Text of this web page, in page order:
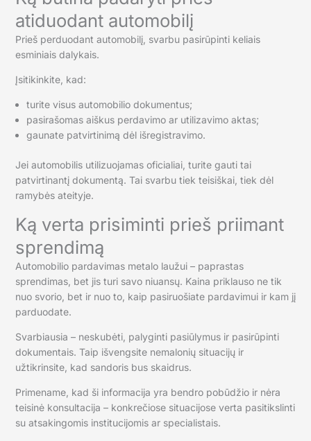
atiduodant automobilį
Prieš perduodant automobilį, svarbu pasirūpinti keliais
esminiais dalykais.
Įsitikinkite, kad:
turite visus automobilio dokumentus;
pasirašomas aiškus perdavimo ar utilizavimo aktas;
gaunate patvirtinimą dėl išregistravimo.
Jei automobilis utilizuojamas oficialiai, turite gauti tai
patvirtinantį dokumentą. Tai svarbu tiek teisiškai, tiek dėl
ramybės ateityje.
Ką verta prisiminti prieš priimant
sprendimą
Automobilio pardavimas metalo laužui – paprastas
sprendimas, bet jis turi savo niuansų. Kaina priklauso ne tik
nuo svorio, bet ir nuo to, kaip pasiruošiate pardavimui ir kam jį
parduodate.
Svarbiausia – neskubėti, palyginti pasiūlymus ir pasirūpinti
dokumentais. Taip išvengsite nemalonių situacijų ir
užtikrinsite, kad sandoris bus skaidrus.
Primename, kad ši informacija yra bendro pobūdžio ir nėra
teisinė konsultacija – konkrečiose situacijose verta pasitikslinti
su atsakingomis institucijomis ar specialistais.